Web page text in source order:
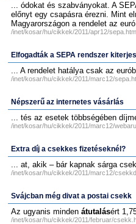
... ódokat és szabványokat. A
előnyt egy csapásra érezni. Mint
Magyarországon a rendelet az euró
/inet/kosar/hu/cikkek/2011/apr12/
Elfogadták a SEPA rendszer
... A rendelet hatálya csak az
/inet/kosar/hu/cikkek/2011/marc12/
Népszerű az internetes vásárlás
... tés az esetek többségében
/inet/kosar/hu/cikkek/2011/marc12/
Extra díj a csekkes fizetéseknél?
... at, akik – bár kapnak sárga
/inet/kosar/hu/cikkek/2011/marc12/
Svájcban még divat a postai csekk
Az ugyanis minden átutalásért
/inet/kosar/hu/cikkek/2011/februar/